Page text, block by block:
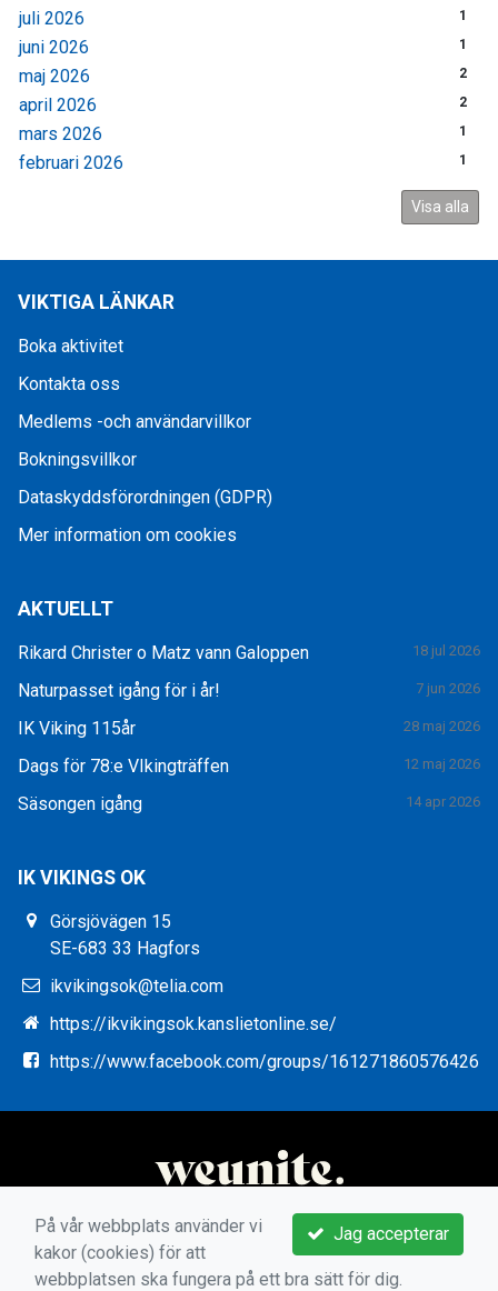
juli 2026 1
juni 2026 1
maj 2026 2
april 2026 2
mars 2026 1
februari 2026 1
Visa alla
VIKTIGA LÄNKAR
Boka aktivitet
Kontakta oss
Medlems -och användarvillkor
Bokningsvillkor
Dataskyddsförordningen (GDPR)
Mer information om cookies
AKTUELLT
Rikard Christer o Matz vann Galoppen 18 jul 2026
Naturpasset igång för i år! 7 jun 2026
IK Viking 115år 28 maj 2026
Dags för 78:e VIkingträffen 12 maj 2026
Säsongen igång 14 apr 2026
IK VIKINGS OK
Görsjövägen 15
SE-683 33 Hagfors
ikvikingsok@telia.com
https://ikvikingsok.kanslietonline.se/
https://www.facebook.com/groups/161271860576426
Jag accepterar
På vår webbplats använder vi
kakor (cookies) för att
webbplatsen ska fungera på ett bra sätt för dig.